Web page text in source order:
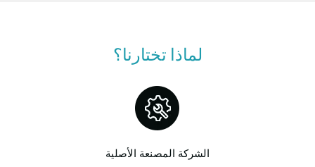
لماذا تختارنا؟
الشركة المصنعة الأصلية